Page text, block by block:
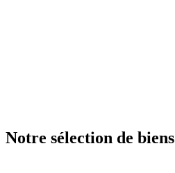
Notre sélection de biens